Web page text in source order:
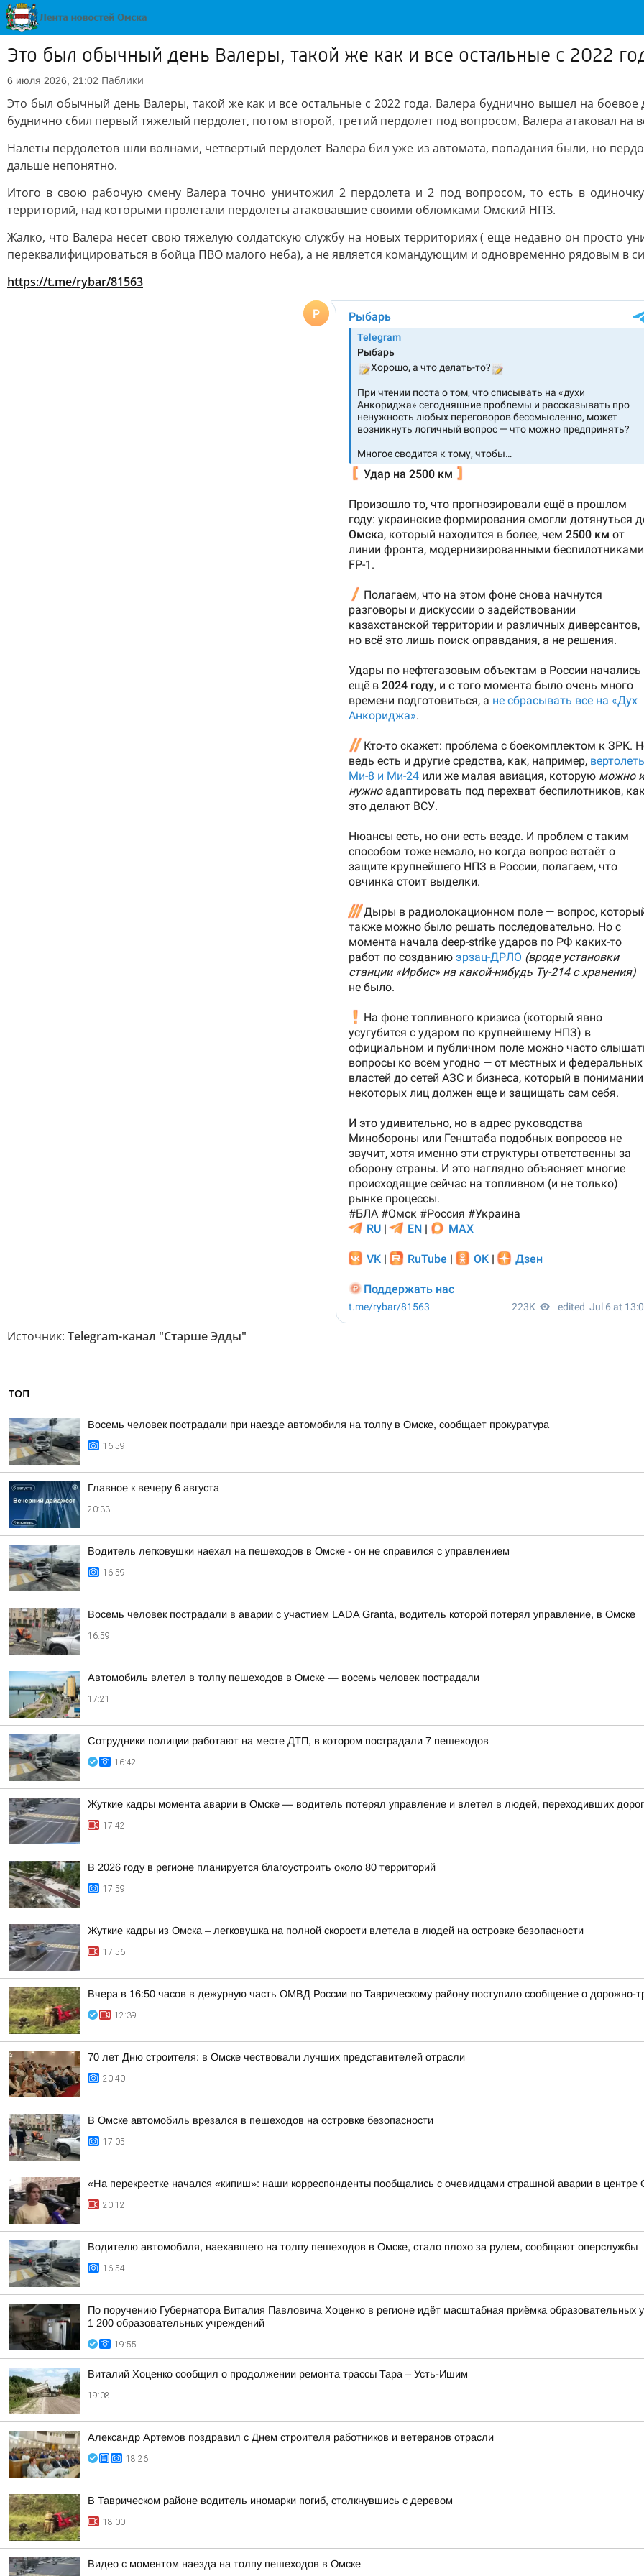
Это был обычный день Валеры, такой же как и все остальные с 2022
6 июля 2026, 21:02 Паблики
Это был обычный день Валеры, такой же как и все остальные с 2022 года. Валера буднично вышел на
буднично сбил первый тяжелый пердолет, потом второй, третий пердолет под вопросом, Валера атаковал на
Налеты пердолетов шли волнами, четвертый пердолет Валера бил уже из автомата, попадания были, но
дальше непонятно.
Итого в свою рабочую смену Валера точно уничтожил 2 пердолета и 2 под вопросом, то есть в
территорий, над которыми пролетали пердолеты атаковавшие своими обломками Омский НПЗ.
Жалко, что Валера несет свою тяжелую солдатскую службу на новых территориях ( еще недавно он просто
переквалифицироваться в бойца ПВО малого неба), а не является командующим и одновременно рядовым в
https://t.me/rybar/81563
Источник: Telegram-канал "Старше Эдды"
ТОП
Восемь человек пострадали при наезде автомобиля на толпу в Омске, сообщает прокуратура
16:59
Главное к вечеру 6 августа
20:33
Водитель легковушки наехал на пешеходов в Омске - он не справился с управлением
16:59
Восемь человек пострадали в аварии с участием LADA Granta, водитель которой потерял управление, в Омске
16:59
Автомобиль влетел в толпу пешеходов в Омске — восемь человек пострадали
17:21
Сотрудники полиции работают на месте ДТП, в котором пострадали 7 пешеходов
16:42
Жуткие кадры момента аварии в Омске — водитель потерял управление и влетел в людей, переходивших
17:42
В 2026 году в регионе планируется благоустроить около 80 территорий
17:59
Жуткие кадры из Омска – легковушка на полной скорости влетела в людей на островке безопасности
17:56
Вчера в 16:50 часов в дежурную часть ОМВД России по Таврическому району поступило сообщение о дорожно-
12:39
70 лет Дню строителя: в Омске чествовали лучших представителей отрасли
20:40
В Омске автомобиль врезался в пешеходов на островке безопасности
17:05
«На перекрестке начался «кипиш»: наши корреспонденты пообщались с очевидцами страшной аварии в центре
20:12
Водителю автомобиля, наехавшего на толпу пешеходов в Омске, стало плохо за рулем, сообщают оперслужбы
16:54
По поручению Губернатора Виталия Павловича Хоценко в регионе идёт масштабная приёмка
1 200 образовательных учреждений
19:55
Виталий Хоценко сообщил о продолжении ремонта трассы Тара – Усть-Ишим
19:08
Александр Артемов поздравил с Днем строителя работников и ветеранов отрасли
18:26
В Таврическом районе водитель иномарки погиб, столкнувшись с деревом
18:00
Видео с моментом наезда на толпу пешеходов в Омске